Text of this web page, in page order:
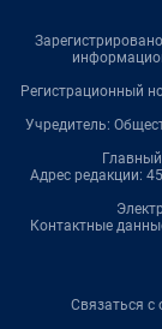
Регистрационный
Учредитель:
Адрес редакции:
Контактные
Связаться с